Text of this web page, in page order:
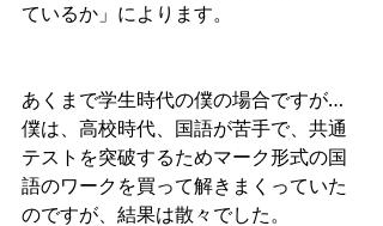
ているか」によります。
あくまで学生時代の僕の場合ですが…
僕は、高校時代、国語が苦手で、共通
テストを突破するためマーク形式の国
語のワークを買って解きまくっていた
のですが、結果は散々でした。